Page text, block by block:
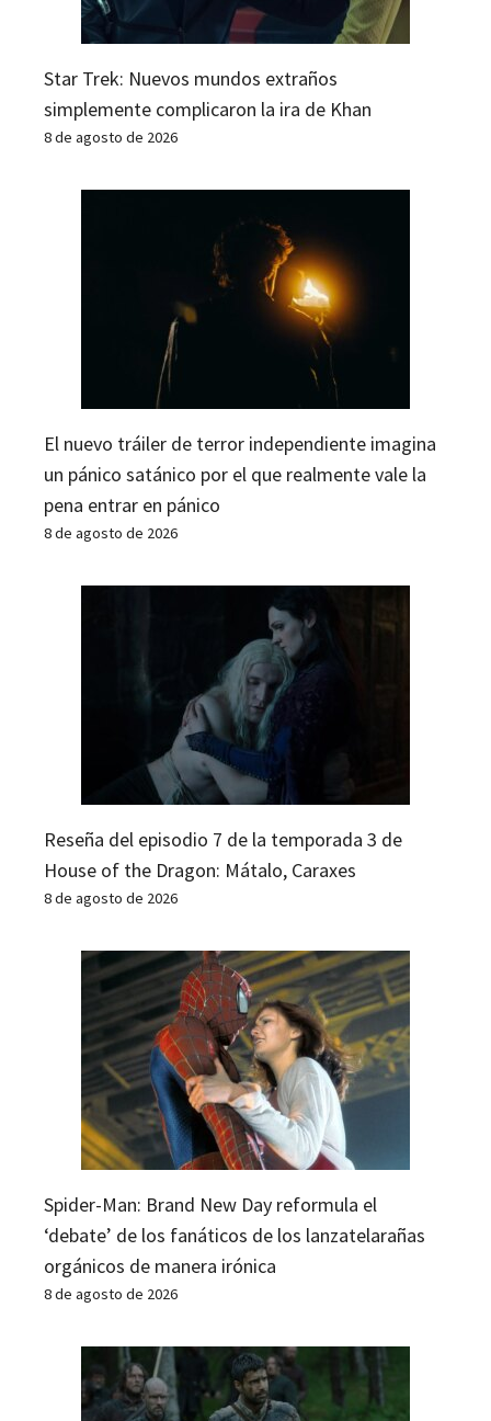
Star Trek: Nuevos mundos extraños
simplemente complicaron la ira de Khan
8 de agosto de 2026
El nuevo tráiler de terror independiente imagina
un pánico satánico por el que realmente vale la
pena entrar en pánico
8 de agosto de 2026
Reseña del episodio 7 de la temporada 3 de
House of the Dragon: Mátalo, Caraxes
8 de agosto de 2026
Spider-Man: Brand New Day reformula el
‘debate’ de los fanáticos de los lanzatelarañas
orgánicos de manera irónica
8 de agosto de 2026